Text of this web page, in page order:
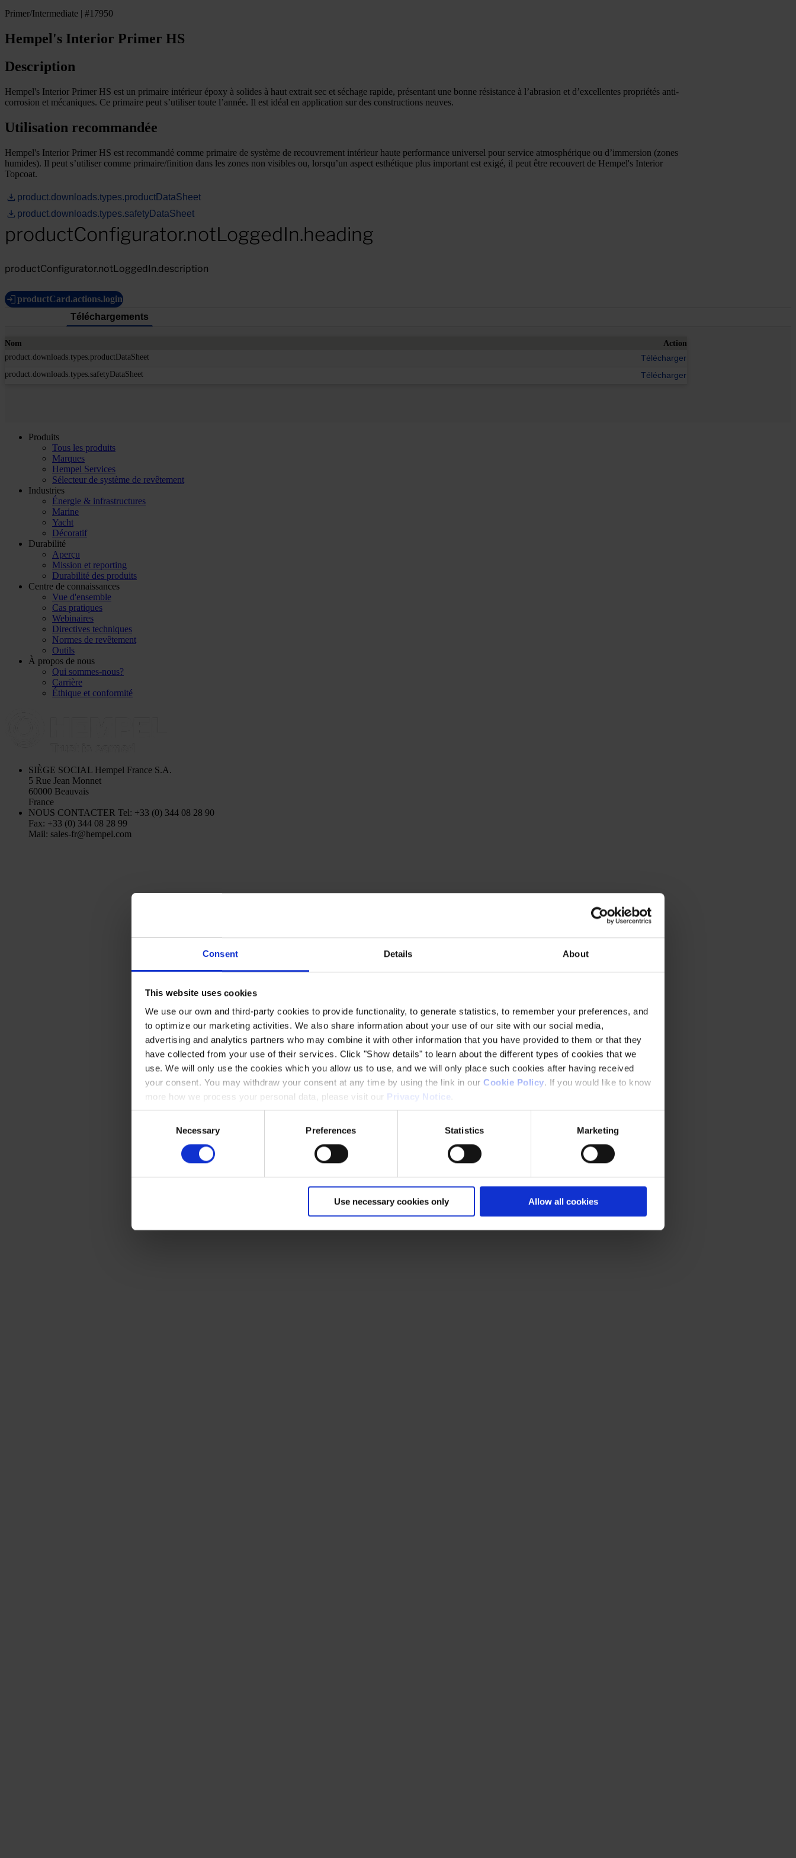
Consent Details About
This website uses cookies
We use our own and third-party cookies to provide functionality, to generate statistics, to remember your preferences, and
to optimize our marketing activities. We also share information about your use of our site with our social media,
advertising and analytics partners who may combine it with other information that you have provided to them or that they
have collected from your use of their services. Click "Show details" to learn about the different types of cookies that we
use. We will only use the cookies which you allow us to use, and we will only place such cookies after having received
your consent. You may withdraw your consent at any time by using the link in our Cookie Policy. If you would like to know
more how we process your personal data, please visit our Privacy Notice
Necessary Preferences Statistics Marketing
Use necessary cookies only Allow all cookies
Primer/Intermediate | #17950
Hempel's Interior Primer HS
Description
Hempel's Interior Primer HS est un primaire intérieur époxy à solides à haut extrait sec et séchage rapide, présentant une bonne résistance à l’abrasion et d’excellentes propriétés anti-
corrosion et mécaniques. Ce primaire peut s’utiliser toute l’année. Il est idéal en application sur des constructions neuves.
Utilisation recommandée
Hempel's Interior Primer HS est recommandé comme primaire de système de recouvrement intérieur haute performance universel pour service atmosphérique ou d’immersion (zones
humides). Il peut s’utiliser comme primaire/finition dans les zones non visibles ou, lorsqu’un aspect esthétique plus important est exigé, il peut être recouvert de Hempel's Interior
Topcoat.
product.downloads.types.productDataSheet
product.downloads.types.safetyDataSheet
productConfigurator.notLoggedIn.heading
productConfigurator.notLoggedIn.description
productCard.actions.login
Téléchargements
Nom
Action
product.downloads.types.productDataSheet
Télécharger
product.downloads.types.safetyDataSheet Télécharger
Produits
Tous les produits
Marques
Hempel Services
Sélecteur de système de revêtement
Industries
Énergie & infrastructures
Marine
Yacht
Décoratif
Durabilité
Aperçu
Mission et reporting
Durabilité des produits
Centre de connaissances
Vue d'ensemble
Cas pratiques
Webinaires
Directives techniques
Normes de revêtement
Outils
À propos de nous
Qui sommes-nous?
Carrière
Éthique et conformité
SIÈGE SOCIAL Hempel France S.A.
5 Rue Jean Monnet
60000 Beauvais
France
NOUS CONTACTER Tel: +33 (0) 344 08 28 90
Fax: +33 (0) 344 08 28 99
Mail: sales-fr@hempel.com